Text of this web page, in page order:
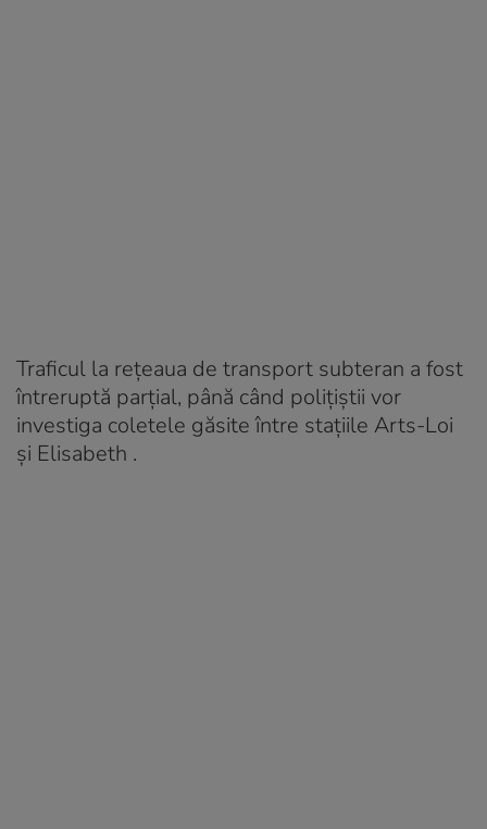
Traficul la rețeaua de transport subteran a fost
întreruptă parțial, până când polițiștii vor
investiga coletele găsite între stațiile Arts-Loi
și Elisabeth .